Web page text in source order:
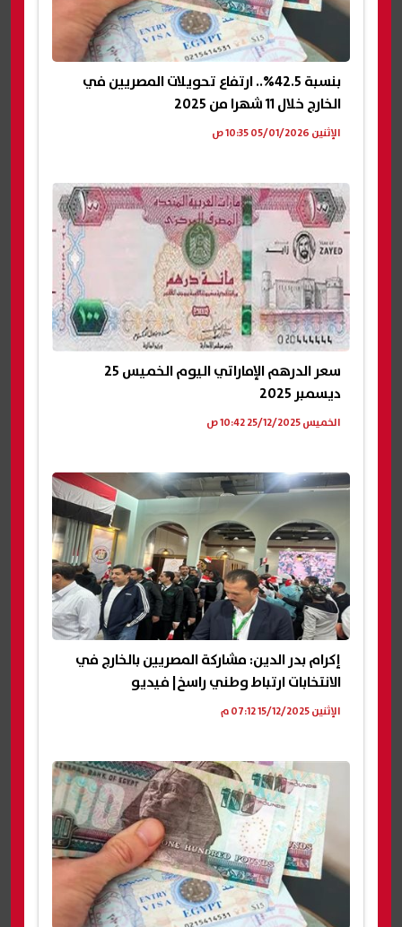
بنسبة 42.5%.. ارتفاع تحويلات المصريين في
الخارج خلال 11 شهرا من 2025
الإثنين 05/01/2026 10:35 ص
سعر الدرهم الإماراتي اليوم الخميس 25
ديسمبر 2025
الخميس 25/12/2025 10:42 ص
إكرام بدر الدين: مشاركة المصريين بالخارج في
الانتخابات ارتباط وطني راسخ| فيديو
الإثنين 15/12/2025 07:12 م